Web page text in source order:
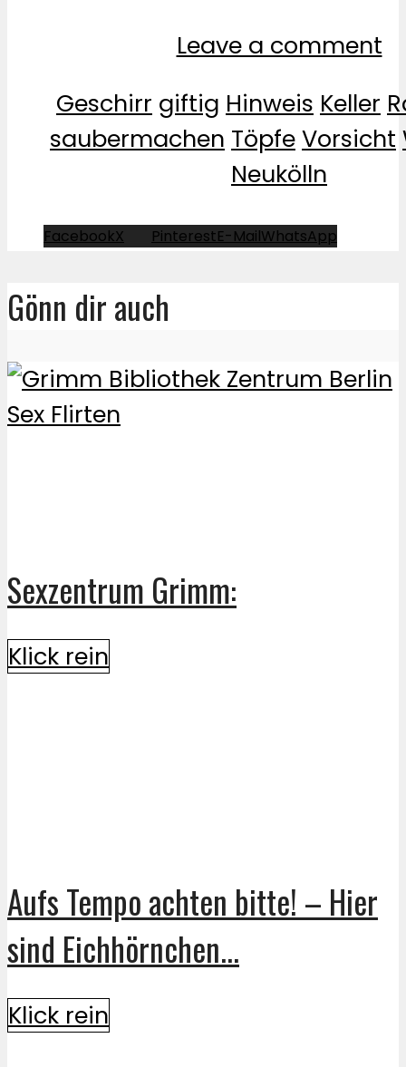
Leave a comment
Geschirr giftig Hinweis Keller
saubermachen TöpfeVorsicht
Neukölln
FacebookX PinterestE-MailWhatsApp
Gönn dir auch
Sexzentrum Grimm:
Klick rein
Aufs Tempo achten bitte! – Hier
sind Eichhörnchen...
Klick rein